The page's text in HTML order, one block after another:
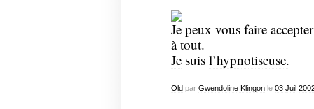
Je peux vous faire
à tout.
Jesuis l’hypnotiseuse.
Oldpar Gwendoline Klingonle 03 Juil